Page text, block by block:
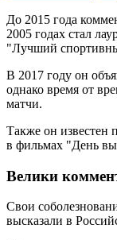
До 2015 года
2005 годах стал
"Лучший
В 2017 году он
однако время от
матчи.
Также он известен
в фильмах "День
Велики
Свои
высказали в